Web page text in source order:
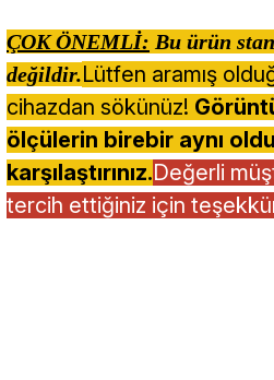
ÇOK ÖNEMLİ: Bu ürün
değildir.Lütfen aramış
cihazdan sökünüz!
ölçülerin birebir aynı
karşılaştırınız.Değerli
tercih ettiğiniz için